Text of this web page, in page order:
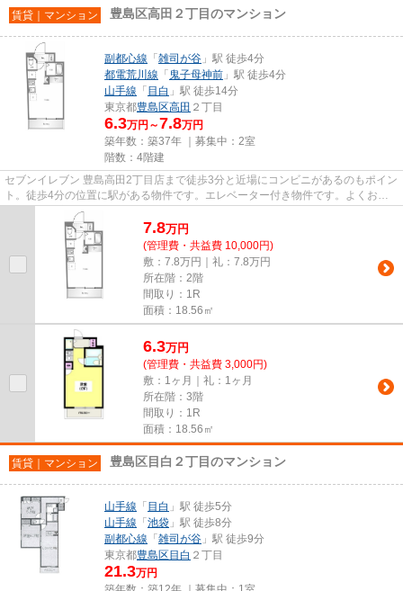
賃貸｜マンション 豊島区高田２丁目のマンション
副都心線 「 雑司が谷 」駅 徒歩4分
都電荒川線 「 鬼子母神前 」駅 徒歩4分
山手線 「 目白 」駅 徒歩14分
東京都豊島区高田 ２丁目
6.3万円～7.8万円
築年数：築37年 ｜募集中： 2室
階数：4階建
セブンイレブン 豊島高田2丁目店まで徒歩3分と近場にコンビニがあるのもポイン
ト。徒歩4分の位置に駅がある物件です。エレベーター付き物件です。よくお出
かけをする方にも便利な、2駅...
7.8万円
(管理費・共益費 10,000円)
敷：7.8万円｜礼：7.8万円
所在階：2階
間取り：1R
面積：18.56㎡
6.3万円
(管理費・共益費 3,000円)
敷：1ヶ月｜礼：1ヶ月
所在階：3階
間取り：1R
面積：18.56㎡
賃貸｜マンション 豊島区目白２丁目のマンション
山手線 「 目白 」駅 徒歩5分
山手線 「 池袋 」駅 徒歩8分
副都心線 「 雑司が谷 」駅 徒歩9分
東京都豊島区 目白 ２丁目
21.3万円